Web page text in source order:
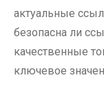
актуальные
безопасна ли
качественные
ключевое